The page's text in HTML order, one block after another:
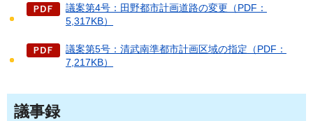
議案第4号：田野都市計画道路の変更（PDF：
5,317KB）
議案第5号：清武南準都市計画区域の指定（PDF：
7,217KB）
議事録